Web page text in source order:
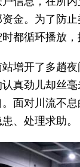
金。为了防
都循环播放，
增开了多趟
真劲儿却丝
面对川流不
、处理求助。